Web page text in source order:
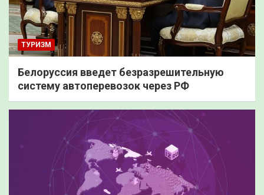
ТУРИЗМ
Белоруссия введет безразрешительную
систему автоперевозок через РФ